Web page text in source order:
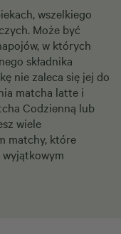
wszelkiego
Może być
w których
składnika
nie zaleca się jej do
matcha latte i
Codzienną lub
wiele
matchy, które